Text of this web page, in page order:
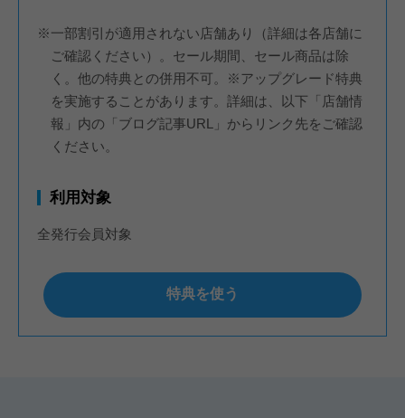
※一部割引が適用されない店舗あり（詳細は各店舗に
ご確認ください）。セール期間、セール商品は除
く。他の特典との併用不可。※アップグレード特典
を実施することがあります。詳細は、以下「店舗情
報」内の「ブログ記事URL」からリンク先をご確認
ください。
利用対象
全発行会員対象
特典を使う